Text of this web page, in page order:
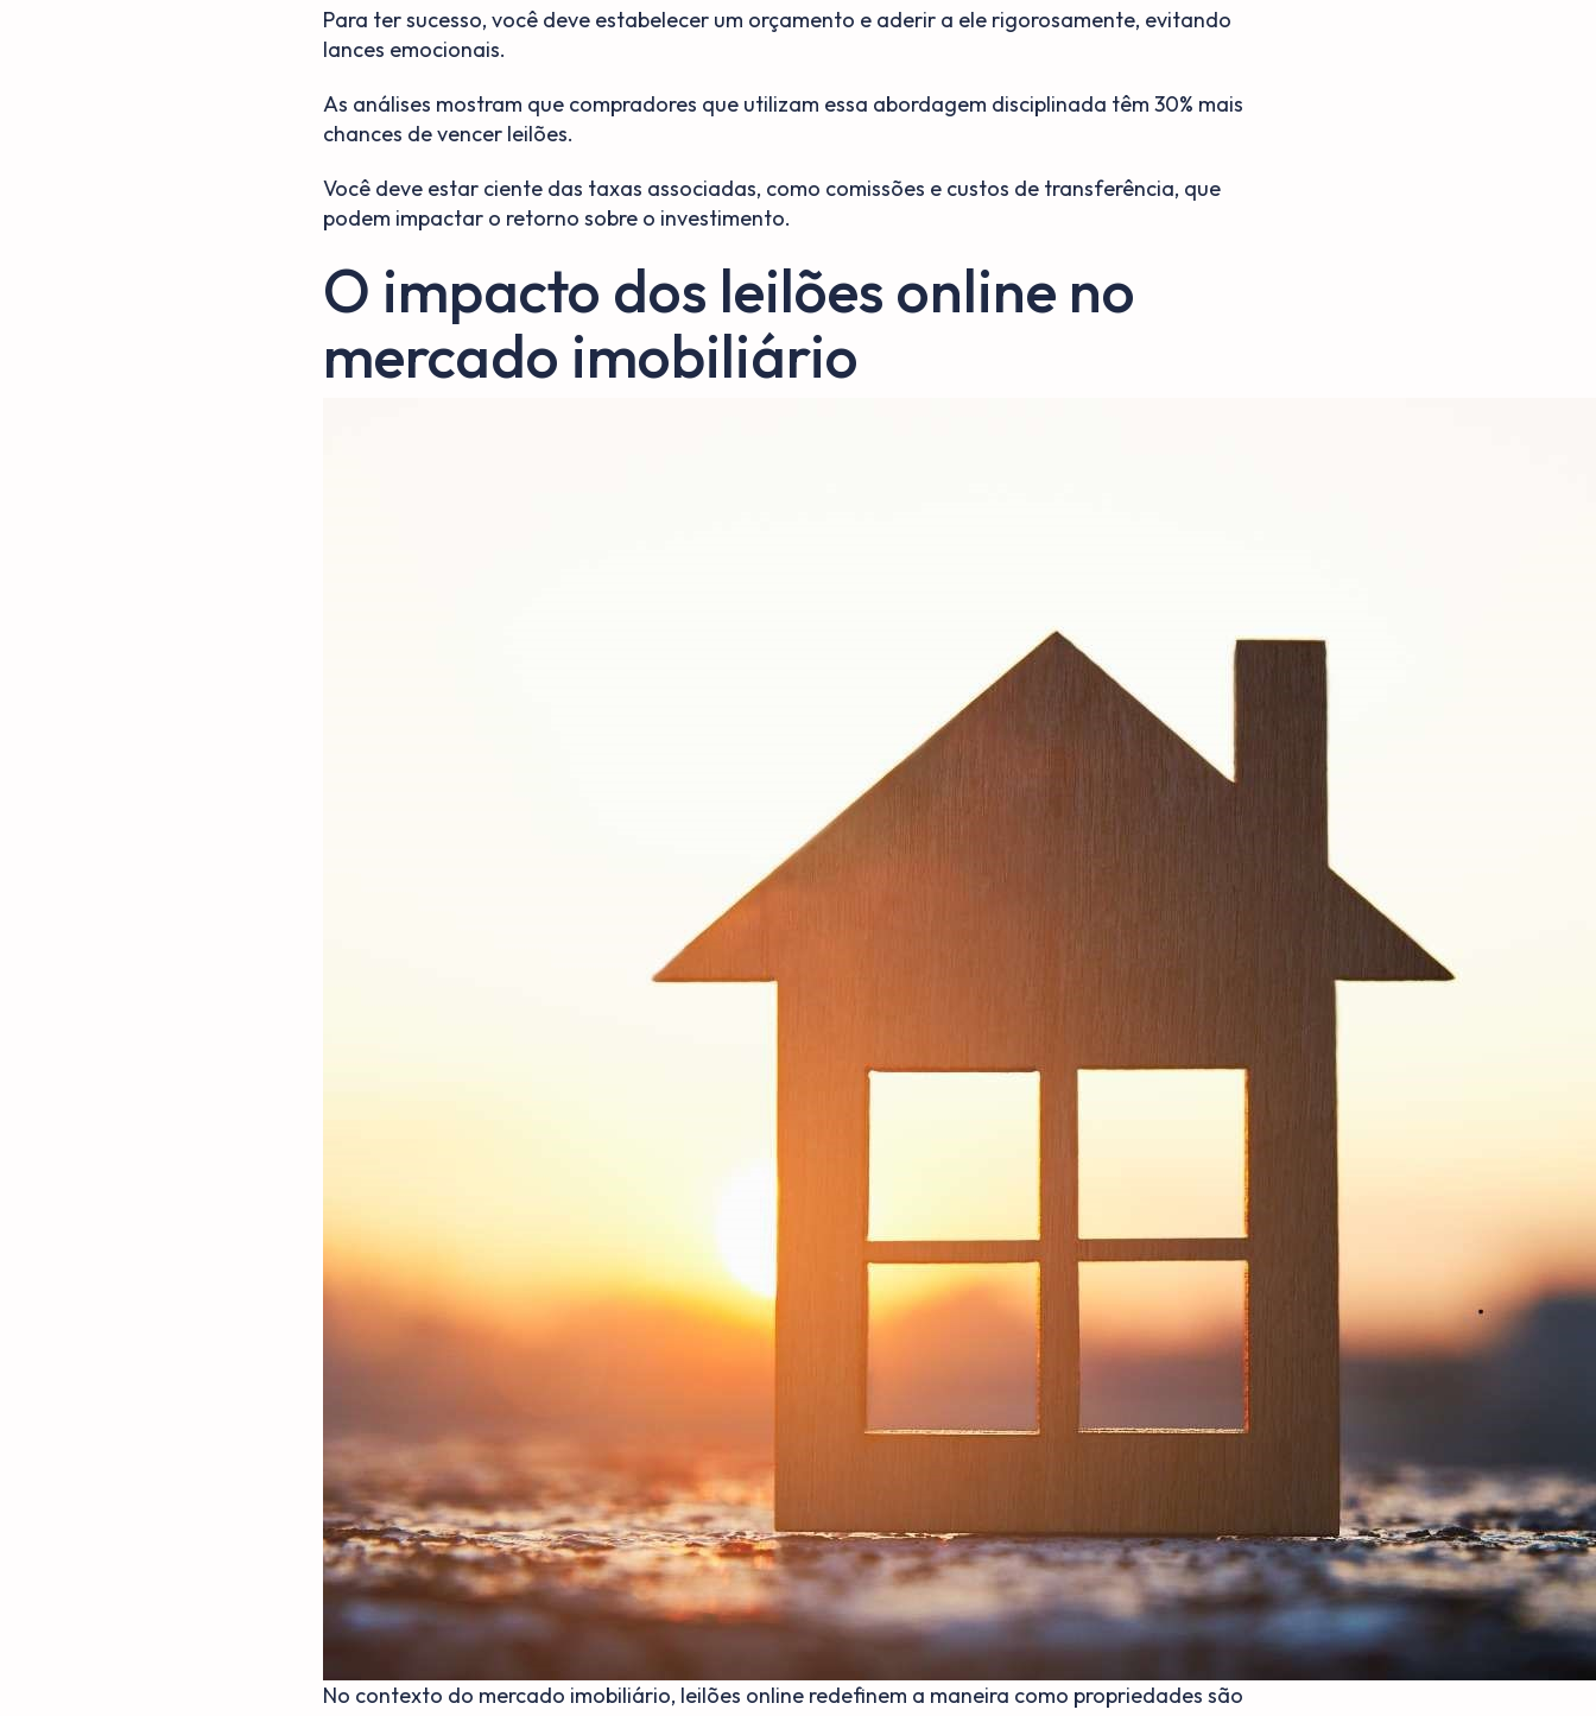
Para ter sucesso, você deve estabelecer um orçamento e aderir a ele rigorosamente, evitando
lances emocionais.
As análises mostram que compradores que utilizam essa abordagem disciplinada têm 30% mais
chances de vencer leilões.
Você deve estar ciente das taxas associadas, como comissões e custos de transferência, que
podem impactar o retorno sobre o investimento.
O impacto dos leilões online no
mercado imobiliário
No contexto do mercado imobiliário, leilões online redefinem a maneira como propriedades são